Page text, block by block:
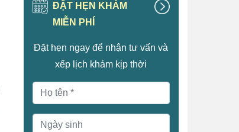
ĐẶT HẸN KHÁM
MIỄN PHÍ
Đặt hẹn ngay để nhận tư vấn và
xếp lịch khám kịp thời